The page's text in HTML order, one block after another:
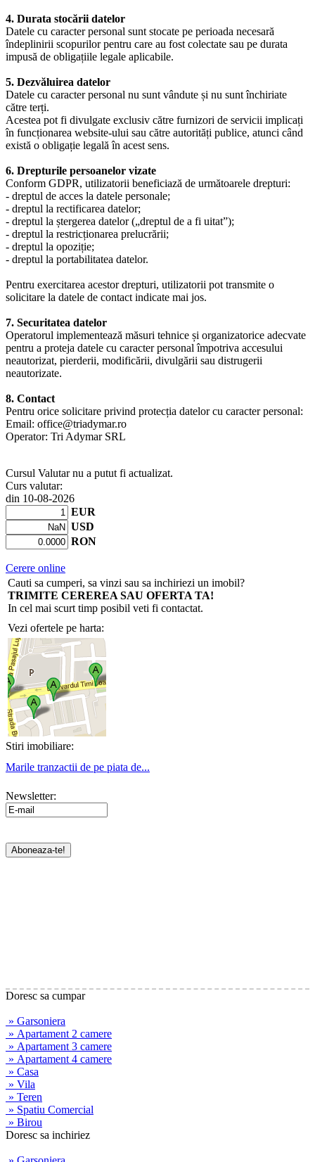
4. Durata stocării datelor
Datele cu caracter personal sunt stocate pe perioada necesară
îndeplinirii scopurilor pentru care au fost colectate sau pe durata
impusă de obligațiile legale aplicabile.
5. Dezvăluirea datelor
Datele cu caracter personal nu sunt vândute și nu sunt închiriate
către terți.
Acestea pot fi divulgate exclusiv către furnizori de servicii implicați
în funcționarea website-ului sau către autorități publice, atunci când
există o obligație legală în acest sens.
6. Drepturile persoanelor vizate
Conform GDPR, utilizatorii beneficiază de următoarele drepturi:
- dreptul de acces la datele personale;
- dreptul la rectificarea datelor;
- dreptul la ștergerea datelor („dreptul de a fi uitat”);
- dreptul la restricționarea prelucrării;
- dreptul la opoziție;
- dreptul la portabilitatea datelor.
Pentru exercitarea acestor drepturi, utilizatorii pot transmite o
solicitare la datele de contact indicate mai jos.
7. Securitatea datelor
Operatorul implementează măsuri tehnice și organizatorice adecvate
pentru a proteja datele cu caracter personal împotriva accesului
neautorizat, pierderii, modificării, divulgării sau distrugerii
neautorizate.
8. Contact
Pentru orice solicitare privind protecția datelor cu caracter personal:
Email: office@triadymar.ro
Operator: Tri Adymar SRL
Cursul Valutar nu a putut fi actualizat.
Curs valutar:
din 10-08-2026
EUR
USD
RON
Cerere online
Cauti sa cumperi, sa vinzi sau sa inchiriezi un imobil?
TRIMITE CEREREA SAU OFERTA TA!
In cel mai scurt timp posibil veti fi contactat.
Vezi ofertele pe harta:
Stiri imobiliare:
Marile tranzactii de pe piata de...
Newsletter:
Doresc sa cumpar
» Garsoniera
» Apartament 2 camere
» Apartament 3 camere
» Apartament 4 camere
» Casa
» Vila
» Teren
» Spatiu Comercial
» Birou
Doresc sa inchiriez